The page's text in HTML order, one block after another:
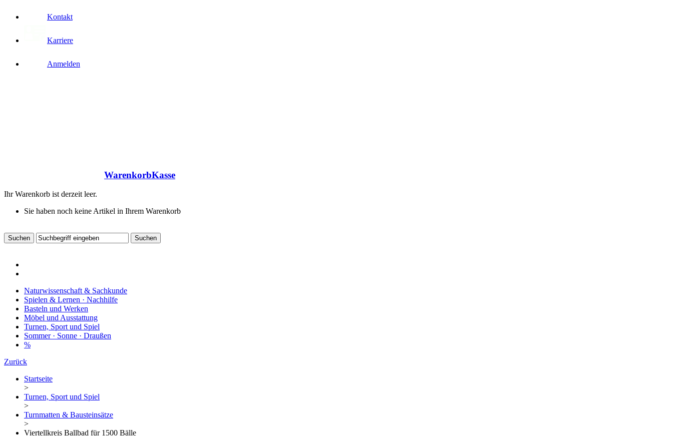
Kontakt
Karriere
Anmelden
WarenkorbKasse
Ihr Warenkorb ist derzeit leer.
Sie haben noch keine Artikel in Ihrem Warenkorb
Naturwissenschaft & Sachkunde
Spielen & Lernen · Nachhilfe
Basteln und Werken
Möbel und Ausstattung
Turnen, Sport und Spiel
Sommer · Sonne · Draußen
%
Zurück
Startseite
>
Turnen, Sport und Spiel
>
Turnmatten & Bausteinsätze
>
Viertellkreis Ballbad für 1500 Bälle